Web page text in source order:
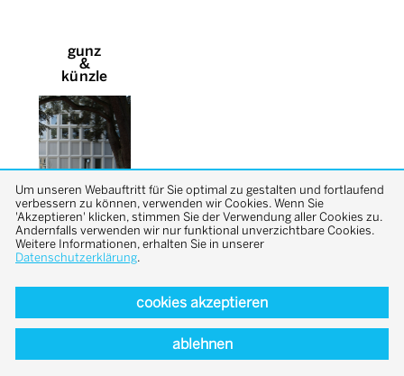
gunz
&
künzle
back to top
Um unseren Webauftritt für Sie optimal zu gestalten und fortlaufend
verbessern zu können, verwenden wir Cookies. Wenn Sie
'Akzeptieren' klicken, stimmen Sie der Verwendung aller Cookies zu.
Andernfalls verwenden wir nur funktional unverzichtbare Cookies.
Weitere Informationen, erhalten Sie in unserer
Datenschutzerklärung.
cookies akzeptieren
ablehnen